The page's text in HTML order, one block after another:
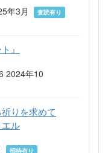
年3月
査読有り
』
2024年10
りを求めて
ル
招待有り